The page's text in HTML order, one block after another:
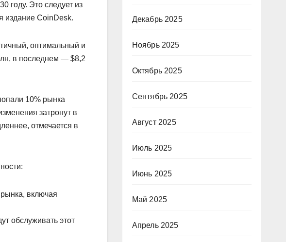
году. Это следует из
издание CoinDesk.
оптимальный и
в последнем — $8,2
10% рынка
затронут в
отмечается в
включая
обслуживать этот
Декабрь 2025
Ноябрь 2025
Октябрь 2025
Сентябрь 2025
Август 2025
Июль 2025
Июнь 2025
Май 2025
Апрель 2025